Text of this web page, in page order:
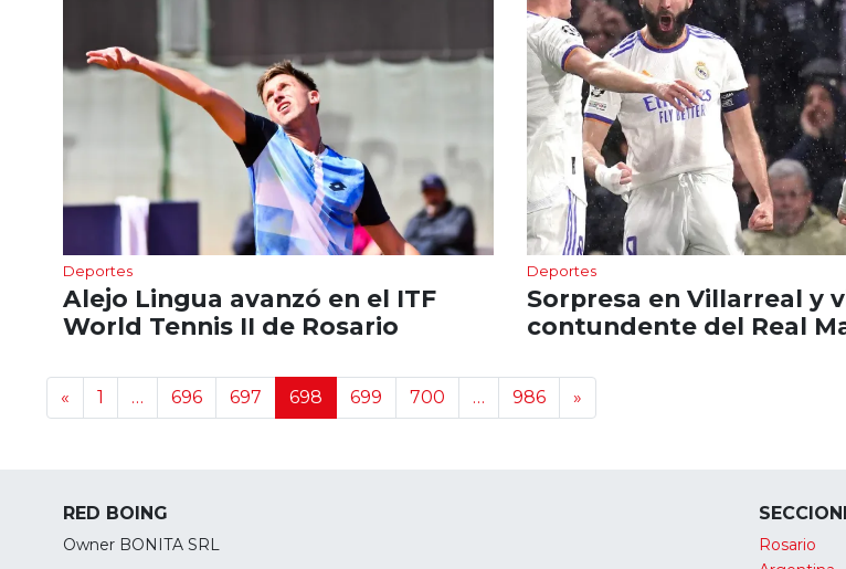
Deportes
Alejo Lingua avanzó en el ITF
World Tennis II de Rosario
Deportes
Sorpresa en Villarreal y
contundente del Real
Navegación de noticias
« 1 … 696 697 698 699 700 … 986 »
RED BOING
Owner BONITA SRL
Rosario